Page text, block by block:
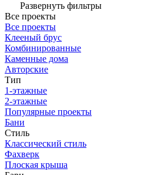
Развернуть фильтры
Все проекты
Все проекты
Клееный брус
Комбинированные
Каменные дома
Авторские
Тип
1-этажные
2-этажные
Популярные проекты
Бани
Стиль
Классический стиль
Фахверк
Плоская крыша